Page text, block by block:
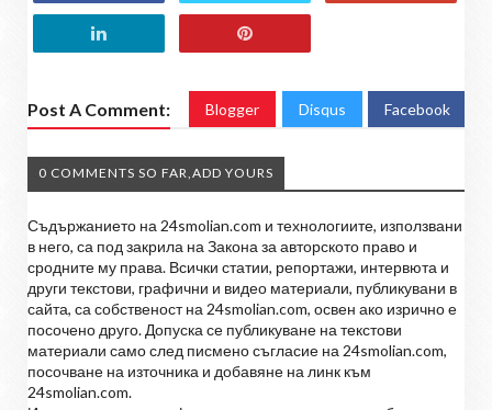
Post A Comment: Blogger Disqus Facebook
0 COMMENTS SO FAR,ADD YOURS
Съдържанието на 24smolian.com и технологиите, използвани
в него, са под закрила на Закона за авторското право и
сродните му права. Всички статии, репортажи, интервюта и
други текстови, графични и видео материали, публикувани в
сайта, са собственост на 24smolian.com, освен ако изрично е
посочено друго. Допуска се публикуване на текстови
материали само след писмено съгласие на 24smolian.com,
посочване на източника и добавяне на линк към
24smolian.com.